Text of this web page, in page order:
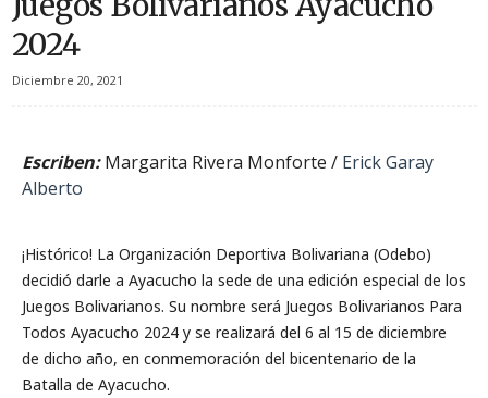
2024
Diciembre 20, 2021
Escriben:Margarita Rivera Monforte / Erick Garay
Alberto
¡Histórico! La Organización Deportiva Bolivariana (Odebo)
decidió darle a Ayacucho la sede de una edición especial de los
Juegos Bolivarianos. Su nombre será Juegos Bolivarianos Para
Todos Ayacucho 2024 y se realizará del 6 al 15 de diciembre
de dicho año, en conmemoración del bicentenario de la
Batalla de Ayacucho.